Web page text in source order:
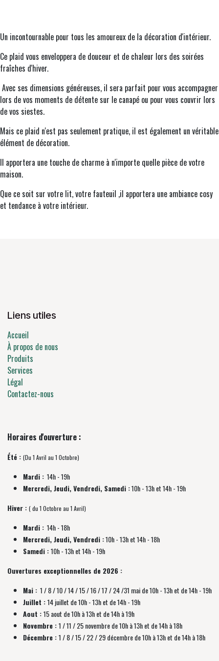
Un incontournable pour tous les amoureux de la décoration d'intérieur.
Ce plaid vous enveloppera de douceur et de chaleur lors des soirées
fraîches d'hiver.
Avec ses dimensions généreuses, il sera parfait pour vous accompagner
lors de vos moments de détente sur le canapé ou pour vous couvrir lors
de vos siestes.
Mais ce plaid n'est pas seulement pratique, il est également un véritable
élément de décoration.
Il apportera une touche de charme à n'importe quelle pièce de votre
maison.
Que ce soit sur votre lit, votre fauteuil ,il apportera une ambiance cosy
et tendance à votre intérieur.
Liens utiles
Accueil
À propos de nous
Produits
Services
Légal
Contactez-nous
Horaires d'ouverture :
Été : (Du 1 Avril au 1 Octobre)
Mardi : 14h - 19h
Mercredi, Jeudi, Vendredi, Samedi :10h - 13h et 14h - 19h
Hiver : ( du 1 Octobre au 1 Avril)
Mardi : 14h - 18h
Mercredi, Jeudi, Vendredi :10h - 13h et 14h - 18h
Samedi :10h - 13h et 14h - 19h
Ouvertures exceptionnelles de 2026 :
Mai : 1 / 8 / 10 / 14 / 15 / 16 / 17 / 24 /31 mai de 10h - 13h et de 14h - 19h
Juillet :14 juillet de 10h - 13h et de 14h - 19h
Aout :15 aout de 10h à 13h et de 14h à 19h
Novembre :1 / 11 / 25 novembre de10h à 13h et de 14h à 18h
Décembre :1 / 8 / 15 / 22 / 29 décembrede10h à 13h et de 14h à 18h